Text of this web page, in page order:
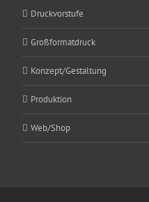
Druckvorstufe
Großformatdruck
Konzept/Gestaltung
Produktion
Web/Shop